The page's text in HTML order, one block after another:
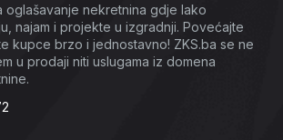
oglašavanje nekretnina gdje lako
najam i projekte u izgradnji. Povećajte
kupce brzo i jednostavno! ZKS.ba se ne
u prodaji niti uslugama iz domena